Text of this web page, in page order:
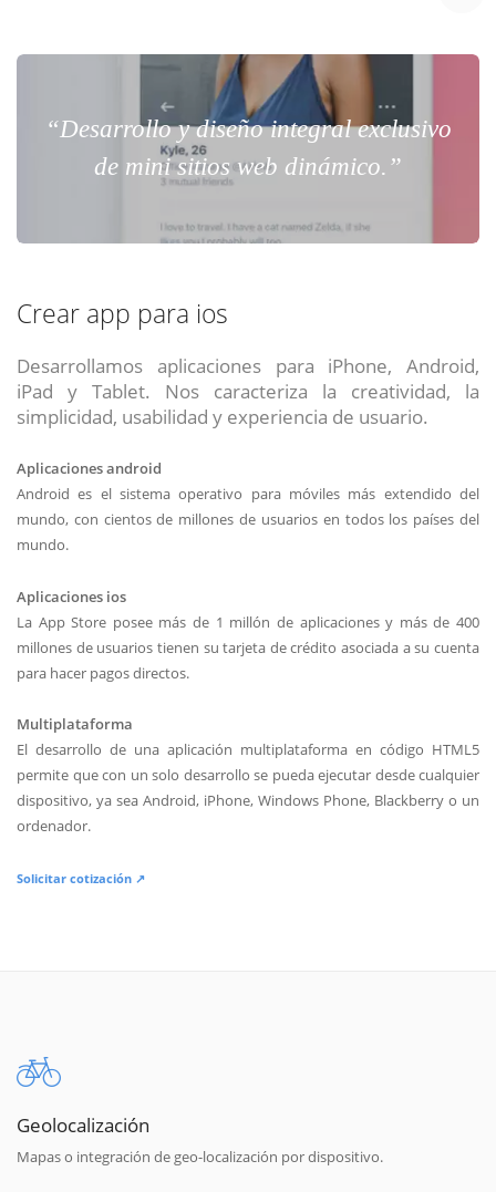
“Desarrollo y diseño integral exclusivo
de mini sitios web dinámico.”
Crear app para ios
Desarrollamos aplicaciones para iPhone, Android,
iPad y Tablet. Nos caracteriza la creatividad, la
simplicidad, usabilidad y experiencia de usuario.
Aplicaciones android
Android es el sistema operativo para móviles más extendido del
mundo, con cientos de millones de usuarios en todos los países del
mundo.
Aplicaciones ios
La App Store posee más de 1 millón de aplicaciones y más de 400
millones de usuarios tienen su tarjeta de crédito asociada a su cuenta
para hacer pagos directos.
Multiplataforma
El desarrollo de una aplicación multiplataforma en código HTML5
permite que con un solo desarrollo se pueda ejecutar desde cualquier
dispositivo, ya sea Android, iPhone, Windows Phone, Blackberry o un
ordenador.
Solicitar cotización ↗
Geolocalización
Mapas o integración de geo-localización por dispositivo.